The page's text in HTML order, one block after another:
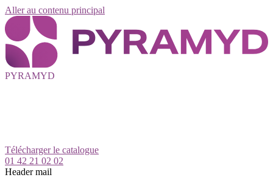
Aller au contenu principal
PYRAMYD
Télécharger le catalogue
01 42 21 02 02
Header mail